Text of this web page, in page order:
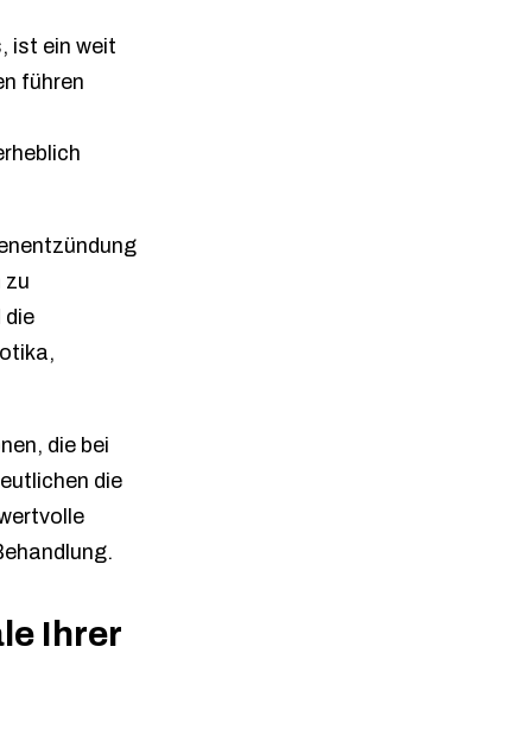
ist ein weit
führen
zu
die
die bei
die
Ihrer